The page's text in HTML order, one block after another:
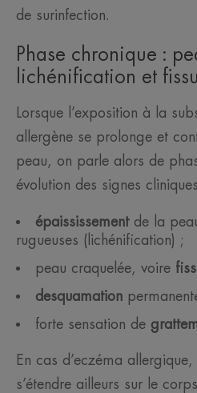
de surinfection.
Phase chronique :
lichénification et
Lorsque l’exposition à la
allergène se prolonge et
peau, on parle alors de
évolution des signes
épaississementde la
rugueuses (lichénification) ;
peau craquelée, voire
desquamation
forte sensation de
En cas d’eczéma
s’étendre ailleurs sur le